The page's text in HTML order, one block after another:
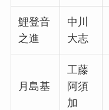
鯉登音
之進
中川
大志
月島基
工藤
阿須
加